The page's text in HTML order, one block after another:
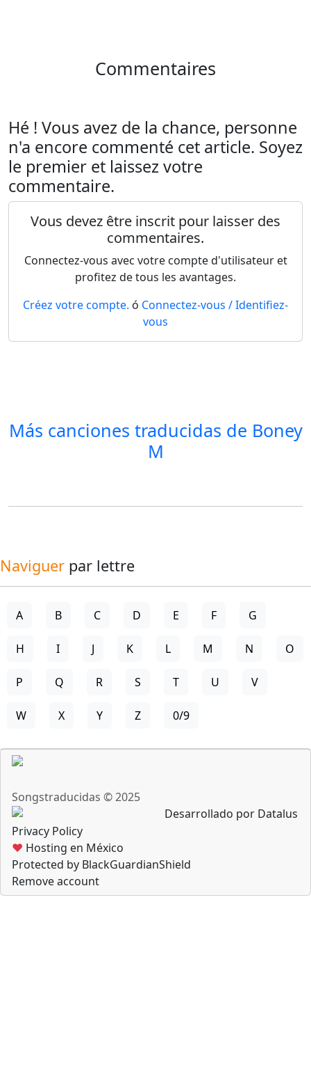
Commentaires
Hé ! Vous avez de la chance, personne
n'a encore commenté cet article. Soyez
le premier et laissez votre
commentaire.
Vous devez être inscrit pour laisser des
commentaires.
Connectez-vous avec votre compte d'utilisateur et
profitez de tous les avantages.
Créez votre compte. ó Connectez-vous / Identifiez-
vous
Más canciones traducidas de Boney
M
Naviguer par lettre
A B C D E F G
H I J K L M N O
P Q R S T U V
W X Y Z 0/9
Songstraducidas © 2025
Desarrollado por Datalus
Privacy Policy
♥ Hosting en México
Protected by BlackGuardianShield
Remove account